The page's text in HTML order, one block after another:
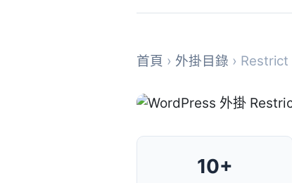
首頁 › 外掛目錄 ›
10+